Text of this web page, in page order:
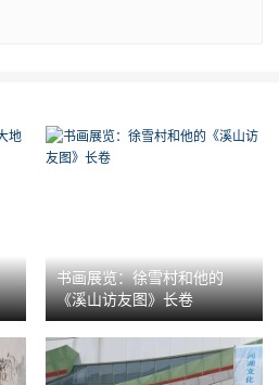
书画展览：徐雪村和他的
《溪山访友图》长卷